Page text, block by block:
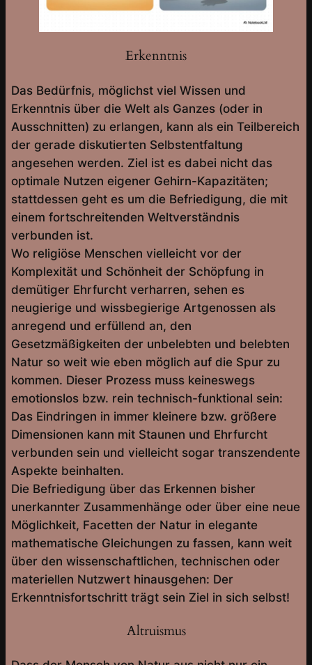
Erkenntnis
Das Bedürfnis, möglichst viel Wissen und
Erkenntnis über die Welt als Ganzes (oder in
Ausschnitten) zu erlangen, kann als ein Teilbereich
der gerade diskutierten Selbstentfaltung
angesehen werden. Ziel ist es dabei nicht das
optimale Nutzen eigener Gehirn-Kapazitäten;
stattdessen geht es um die Befriedigung, die mit
einem fortschreitenden Weltverständnis
verbunden ist.
Wo religiöse Menschen vielleicht vor der
Komplexität und Schönheit der Schöpfung in
demütiger Ehrfurcht verharren, sehen es
neugierige und wissbegierige Artgenossen als
anregend und erfüllend an, den
Gesetzmäßigkeiten der unbelebten und belebten
Natur so weit wie eben möglich auf die Spur zu
kommen. Dieser Prozess muss keineswegs
emotionslos bzw. rein technisch-funktional sein:
Das Eindringen in immer kleinere bzw. größere
Dimensionen kann mit Staunen und Ehrfurcht
verbunden sein und vielleicht sogar transzendente
Aspekte beinhalten.
Die Befriedigung über das Erkennen bisher
unerkannter Zusammenhänge oder über eine neue
Möglichkeit, Facetten der Natur in elegante
mathematische Gleichungen zu fassen, kann weit
über den wissenschaftlichen, technischen oder
materiellen Nutzwert hinausgehen: Der
Erkenntnisfortschritt trägt sein Ziel in sich selbst!
Altruismus